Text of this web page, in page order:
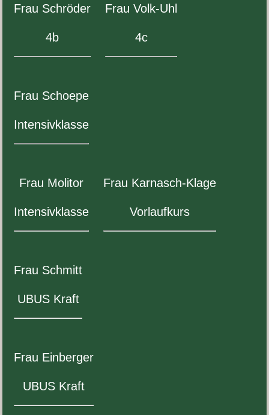
Frau Schröder
4b
Frau Volk-​Uhl
4c
Frau Schoepe
Inten­sivk­lasse
Frau Moli­tor
Inten­sivk­lasse
Frau Karnasch-​Klage
Vor­laufkurs
Frau Schmitt
UBUSKraft
Frau Ein­berger
UBUS Kraft